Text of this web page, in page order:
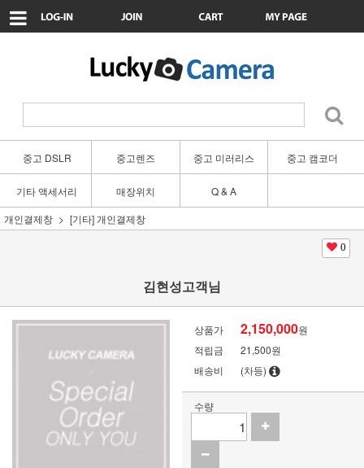
중고 DSLR 중고렌즈 중고 미러리스 중고 캠코더
기타 액세서리 매장위치
Q & A
개인결제창
[기타] 개인결제창
0
김현성고객님
상품가 2,150,000원
적립금
21,500원
배송비
(차등)
수량